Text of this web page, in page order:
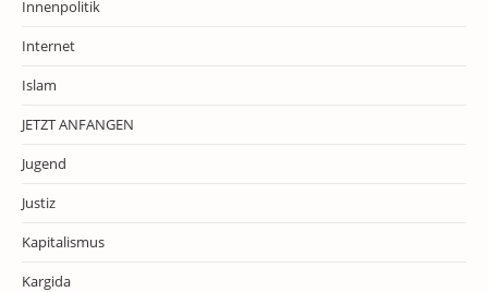
Innenpolitik
Internet
Islam
JETZT ANFANGEN
Jugend
Justiz
Kapitalismus
Kargida